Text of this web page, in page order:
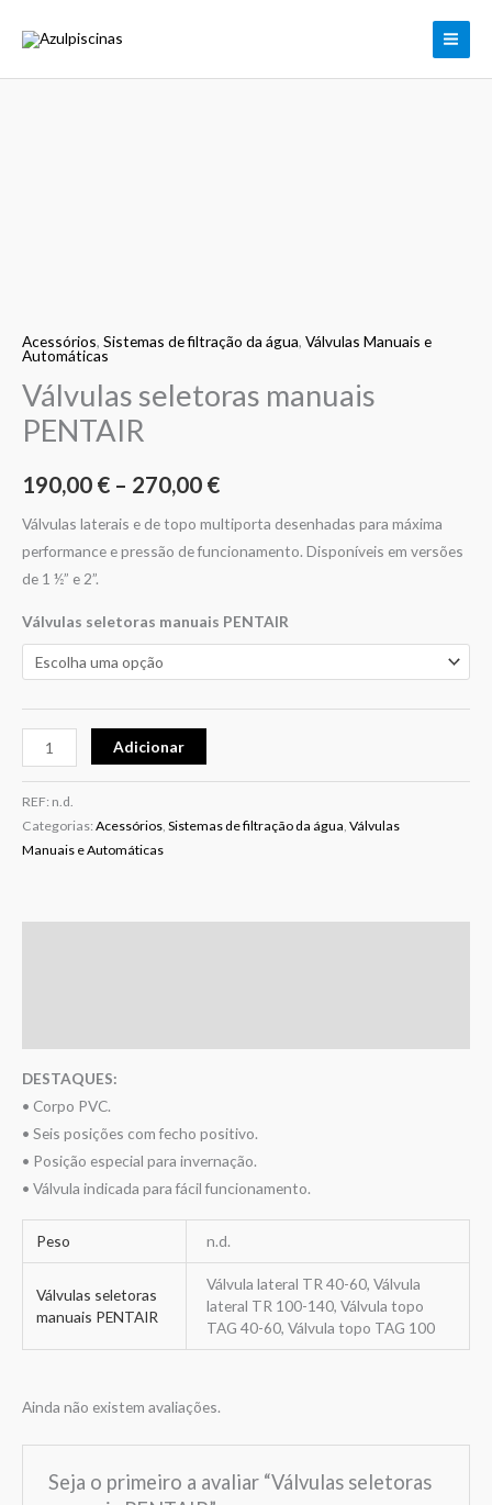
Acessórios, Sistemas de filtração da água, Válvulas Manuais e
Automáticas
Válvulas seletoras manuais
PENTAIR
190,00 € – 270,00 €
Válvulas laterais e de topo multiporta desenhadas para máxima
performance e pressão de funcionamento. Disponíveis em versões
de 1 ½” e 2”.
Válvulas seletoras manuais PENTAIR
Adicionar
REF: n.d.
Categorias: Acessórios Sistemas de filtração da água Válvulas
Manuais e Automáticas
DESTAQUES:
• Corpo PVC.
• Seis posições com fecho positivo.
• Posição especial para invernação.
• Válvula indicada para fácil funcionamento.
Peso n.d.
Válvulas seletoras
manuais PENTAIR
Válvula lateral TR 40-60, Válvula
lateral TR 100-140, Válvula topo
TAG 40-60, Válvula topo TAG 100
Ainda não existem avaliações.
Seja o primeiro a avaliar “Válvulas seletoras